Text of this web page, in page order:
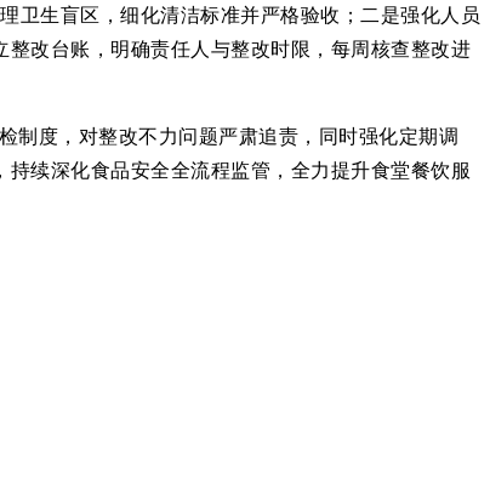
卫生盲区，细化清洁标准并严格验收；二是强化人员
改台账，明确责任人与整改时限，每周核查整改进
制度，对整改不力问题严肃追责，同时强化定期调
续深化食品安全全流程监管，全力提升食堂餐饮服